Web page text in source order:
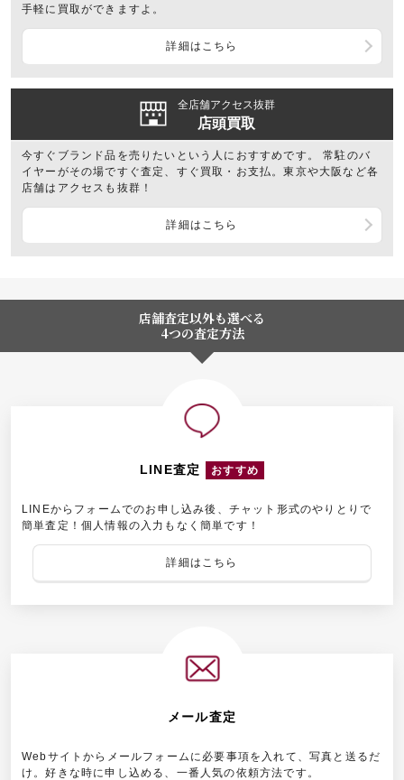
手軽に買取ができますよ。
詳細はこちら
全店舗アクセス抜群
店頭買取
今すぐブランド品を売りたいという人におすすめです。 常駐のバ
イヤーがその場ですぐ査定、すぐ買取・お支払。東京や大阪など各
店舗はアクセスも抜群！
詳細はこちら
店舗査定以外も選べる
4つの査定方法
LINE査定 おすすめ
LINEからフォームでのお申し込み後、チャット形式のやりとりで
簡単査定！個人情報の入力もなく簡単です！
詳細はこちら
メール査定
Webサイトからメールフォームに必要事項を入れて、写真と送るだ
け。好きな時に申し込める、一番人気の依頼方法です。